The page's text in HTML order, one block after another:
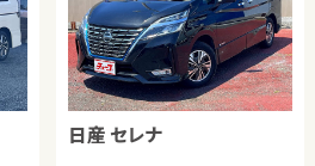
日産 セレナ